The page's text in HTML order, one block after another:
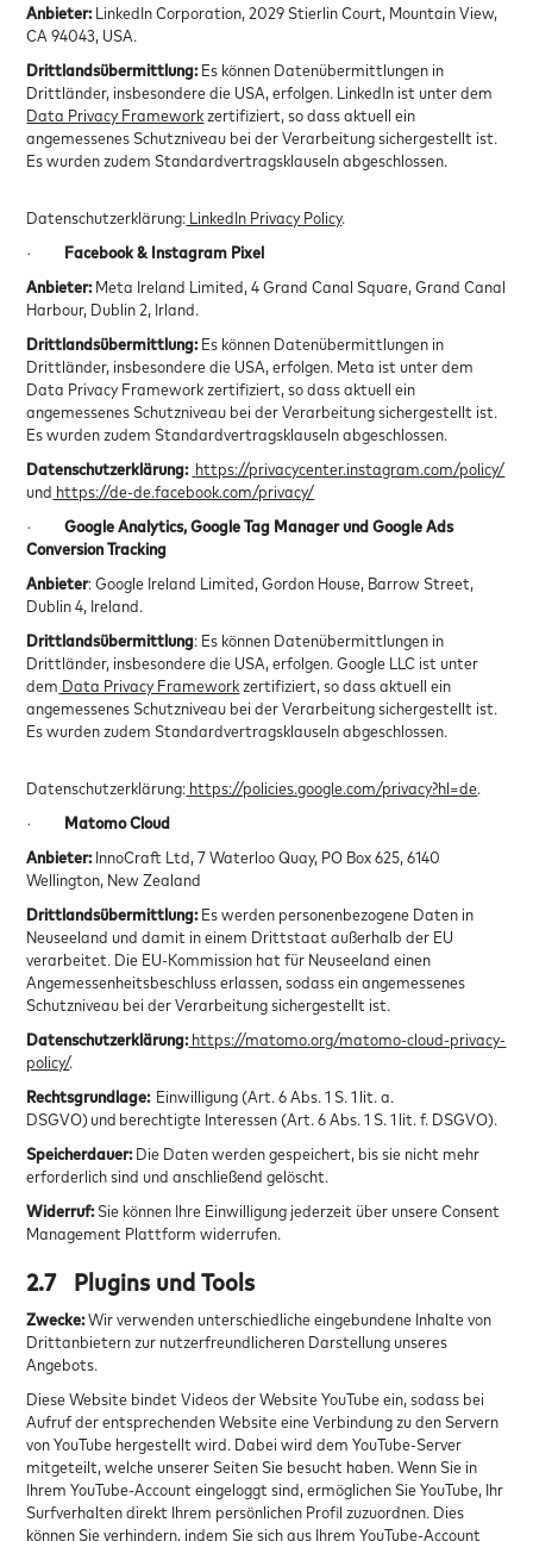
Anbieter:LinkedIn Corporation, 2029 Stierlin Court, Mountain View,
CA 94043, USA.
Drittlandsübermittlung:Es können Datenübermittlungen in
Drittländer, insbesondere die USA, erfolgen. LinkedIn ist unter dem
Data Privacy Frameworkzertifiziert, so dass aktuell ein
angemessenes Schutzniveau bei der Verarbeitung sichergestellt ist.
Es wurden zudem Standardvertragsklauseln abgeschlossen.
Datenschutzerklärung: LinkedIn Privacy Policy.
· Facebook & Instagram Pixel
Anbieter:Meta Ireland Limited, 4 Grand Canal Square, Grand Canal
Harbour, Dublin 2, Irland.
Drittlandsübermittlung:Es können Datenübermittlungen in
Drittländer, insbesondere die USA, erfolgen. Meta ist unter dem
Data Privacy Framework zertifiziert, so dass aktuell ein
angemessenes Schutzniveau bei der Verarbeitung sichergestellt ist.
Es wurden zudem Standardvertragsklauseln abgeschlossen.
Datenschutzerklärung: https://privacycenter.instagram.com/policy/
und https://de-de.facebook.com/privacy/
·Google Analytics, Google Tag Manager und Google Ads
Conversion Tracking
Anbieter: Google Ireland Limited, Gordon House, Barrow Street,
Dublin 4, Ireland.
Drittlandsübermittlung: Es können Datenübermittlungen in
Drittländer, insbesondere die USA, erfolgen. Google LLC ist unter
dem Data Privacy Frameworkzertifiziert, so dass aktuell ein
angemessenes Schutzniveau bei der Verarbeitung sichergestellt ist.
Es wurden zudem Standardvertragsklauseln abgeschlossen.
Datenschutzerklärung: https://policies.google.com/privacy?hl=de.
· Matomo Cloud
Anbieter:InnoCraft Ltd, 7 Waterloo Quay, PO Box 625, 6140
Wellington, New Zealand
Drittlandsübermittlung:Es werden personenbezogene Daten in
Neuseeland und damit in einem Drittstaat außerhalb der EU
verarbeitet. Die EU-Kommission hat für Neuseeland einen
Angemessenheitsbeschluss erlassen, sodass ein angemessenes
Schutzniveau bei der Verarbeitung sichergestellt ist.
Datenschutzerklärung:https://matomo.org/matomo-cloud-privacy-
policy/.
Rechtsgrundlage: Einwilligung (Art. 6 Abs. 1 S. 1 lit. a.
DSGVO) und berechtigte Interessen (Art. 6 Abs. 1 S. 1 lit. f. DSGVO).
Speicherdauer:Die Daten werden gespeichert, bis sie nicht mehr
erforderlich sind und anschließend gelöscht.
Widerruf:Sie können Ihre Einwilligung jederzeit über unsere Consent
Management Plattform widerrufen.
2.7 Plugins und Tools
Zwecke:Wir verwenden unterschiedliche eingebundene Inhalte von
Drittanbietern zur nutzerfreundlicheren Darstellung unseres
Angebots.
Diese Website bindet Videos der Website YouTube ein, sodass bei
Aufruf der entsprechenden Website eine Verbindung zu den Servern
von YouTube hergestellt wird. Dabei wird dem YouTube-Server
mitgeteilt, welche unserer Seiten Sie besucht haben. Wenn Sie in
Ihrem YouTube-Account eingeloggt sind, ermöglichen Sie YouTube, Ihr
Surfverhalten direkt Ihrem persönlichen Profil zuzuordnen. Dies
können Sie verhindern, indem Sie sich aus Ihrem YouTube-Account